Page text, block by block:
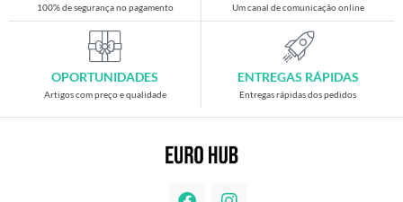
100% de segurança no pagamento Um canal de comunicação online
OPORTUNIDADES
Artigos com preço e qualidade
ENTREGAS RÁPIDAS
Entregas rápidas dos pedidos